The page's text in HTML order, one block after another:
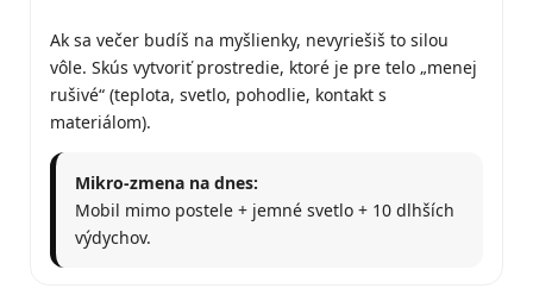
Ak sa večer budíš na myšlienky, nevyriešiš to silou
vôle. Skús vytvoriť prostredie, ktoré je pre telo „menej
rušivé“ (teplota, svetlo, pohodlie, kontakt s
materiálom).
Mikro-zmena na dnes:
Mobil mimo postele + jemné svetlo + 10 dlhších
výdychov.